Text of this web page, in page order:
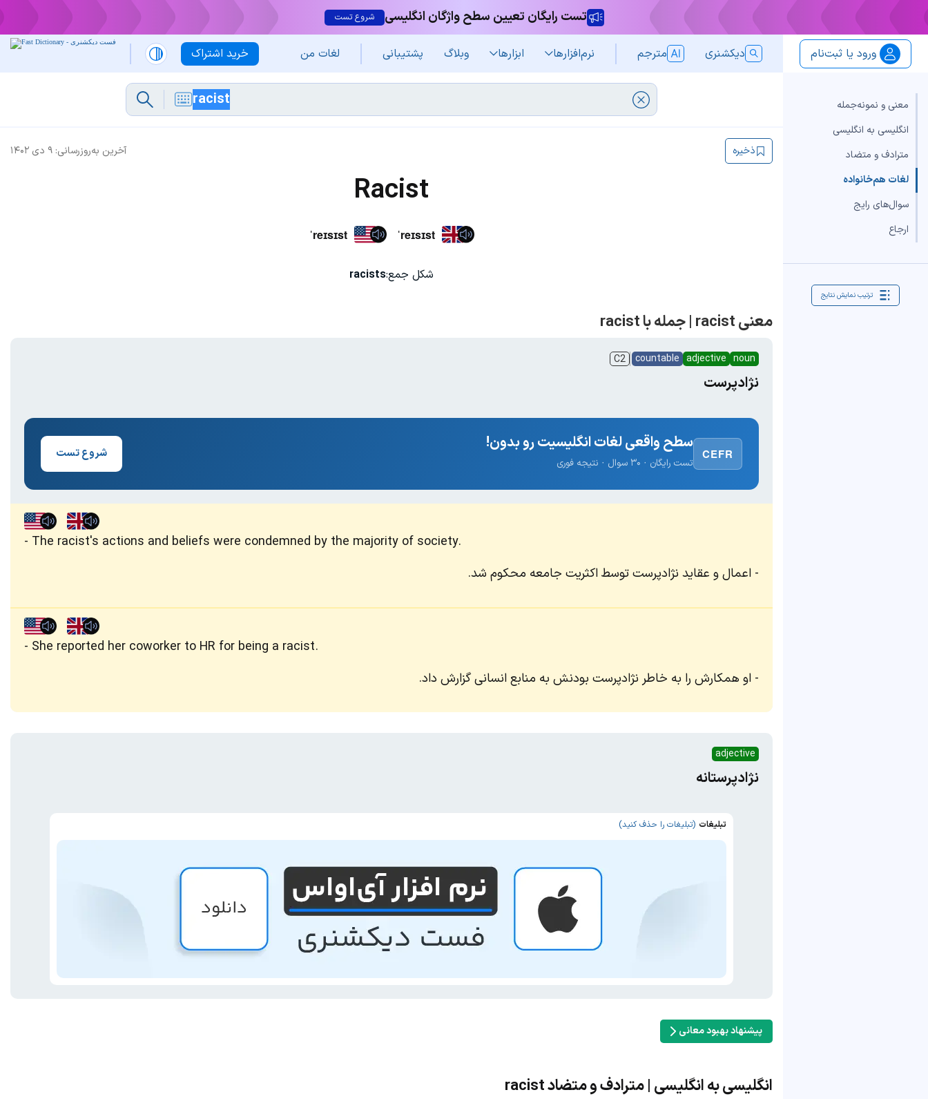
تست رایگان تعیین سطح واژگان انگلیسی شروع تست
خرید اشتراک ورود یا ثبت‌نام دیکشنری مترجم نرم‌افزار‌ها ابزارها وبلاگ پشتیبانی لغات من
معنی و نمونه‌جمله
انگلیسی به انگلیسی
مترادف و متضاد
لغات هم‌خانواده
سوال‌های رایج
ارجاع
ترتیب نمایش نتایج
آخرین به‌روزرسانی: ۹ دی ۱۴۰۲ ذخیره
Racist
ˈreɪsɪst ˈreɪsɪst
شکل جمع:racists
معنی racist | جمله با racist
noun
adjective
countable
C2
نژادپرست
CEFR
سطح واقعی لغات انگلیسیت رو بدون!
تست رایگان · ۳۰ سوال · نتیجه فوری
شروع تست
The racist's actions and beliefs were condemned by the majority of society.
اعمال و عقاید نژادپرست توسط اکثریت جامعه محکوم شد.
She reported her coworker to HR for being a racist.
او همکارش را به خاطر نژادپرست بودنش به منابع انسانی گزارش داد.
adjective
نژادپرستانه
تبلیغات (تبلیغات را حذف کنید)
پیشنهاد بهبود معانی
انگلیسی به انگلیسی | مترادف و متضاد racist